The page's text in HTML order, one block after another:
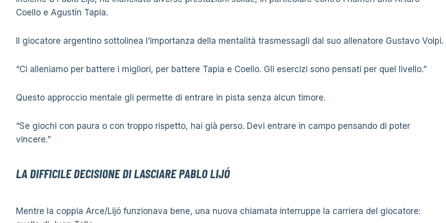
Coello e Agustín Tapia.
Il giocatore argentino sottolinea l’importanza della mentalità trasmessagli dal suo allenatore Gustavo Volpi.
“Ci alleniamo per battere i migliori, per battere Tapia e Coello. Gli esercizi sono pensati per quel livello.”
Questo approccio mentale gli permette di entrare in pista senza alcun timore.
“Se giochi con paura o con troppo rispetto, hai già perso. Devi entrare in campo pensando di poter
vincere.”
LA DIFFICILE DECISIONE DI LASCIARE PABLO LIJÓ
Mentre la coppia Arce/Lijó funzionava bene, una nuova chiamata interruppe la carriera del giocatore: